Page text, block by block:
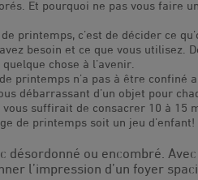
Et pourquoi ne pas vous faire
printemps, c’est de décider ce
besoin et ce que vous utilisez.
chose à l’avenir.
printemps n’a pas à être confiné
débarrassant d’un objet pour
suffirait de consacrer 10 à 15
de printemps soit un jeu d’enfant!
désordonné ou encombré.
l’impression d’un foyer